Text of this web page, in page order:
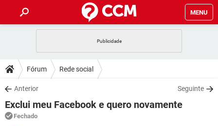
MENU
CELULAR
OUTLOOK
INSTAGRAM GMAIL
GUIA DE COMPRAS
DICAS
JOGOS
OUTLOOK
DOWNLOADS
JOGOS WHATSAPP
CELULAR
FÓRUM
Fórum Rede social
Anterior Seguinte
Exclui meu Facebook e quero novamente
Fechado